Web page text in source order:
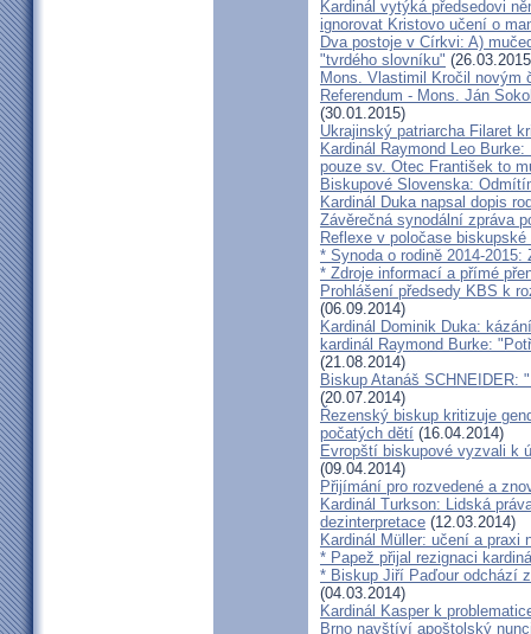
Kardinál vytýká předsedovi
ignorovat Kristovo učení o
Dva postoje v Církvi: A)
"tvrdého slovníku"
Mons. Vlastimil Kročil novým
Referendum - Mons. Ján
(30.01.2015)
Ukrajinský patriarcha Filaret
Kardinál Raymond Leo
pouze sv. Otec František to
Biskupové Slovenska:
Kardinál Duka napsal dopis
Závěrečná synodální zpráva
Reflexe v poločase
* Synoda o rodině 2014-2015:
* Zdroje informací a přímé
Prohlášení předsedy KBS k
(06.09.2014)
Kardinál Dominik Duka:
kardinál Raymond Burke:
(21.08.2014)
Biskup Atanáš
(20.07.2014)
Řezenský biskup kritizuje
počatých dětí (16.04.2014)
Evropští biskupové vyzvali k
(09.04.2014)
Přijímání pro rozvedené a
Kardinál Turkson: Lidská
dezinterpretace (12.03.2014)
Kardinál Müller: učení a praxi
* Papež přijal rezignaci
* Biskup Jiří Paďour odchází
(04.03.2014)
Kardinál Kasper k
Brno navštíví apoštolský